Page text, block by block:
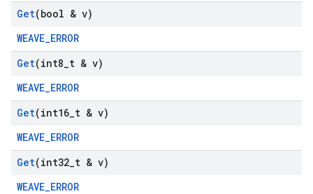
Get(bool & v)
WEAVE_ERROR
Get(int8 t & v)
WEAVE_ERROR
Get(int16 t & v)
WEAVE_ERROR
Get(int32 t & v)
WEAVE_ERROR